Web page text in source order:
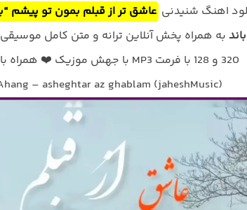
اهنگ شنیدنی عاشق تر از قبلم بمون تو پیشم
به همراه پخش آنلاین ترانه و متن کامل
320 و 128 با فرمت MP3 با جهش موزیک ❤️ همراه باشید
– asheghtar az ghablam (jaheshMusic)